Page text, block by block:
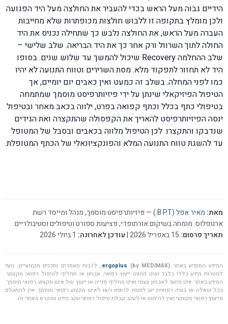
הידיים גבוה מעל הראש בכדי להעביר את החולצה מעל היד הפגועה
ולכן מומלץ בתקופה זו ללבוש חולצות מכופתרות שלא מחייבות
העברה מעל הראש, את החולצה נלבש כך שתחילה נכניס את היד
החולה לתוך השרוול ורק אחר כך את היד הבריאה. שלב שלישי –
שלב ההחלמה Recovery שיכול להמשך עד שלוש שנים. בסופו
היד לא תחזור לתפקוד מלא. מסת השרירים וטווח התנועה לא יהיו
כמו לפני המחלה. בשלב זה כמעט ואין כאבים יום יומיים, אך
הטיפול הפיזיקאלי שינתן על ידי פיזיותרפיסט מוסמך שמתמחה
בטיפולי כתף בכלל וכתף קפואה בפרט, ילווה בכאב מאחר ובטיפול
ינסה הפיזיותרפיסט להאריך את הקפסולה שהתקצרה ואת הגידים
שנדבקו והתקצרו. לכן הטיפול מלווה בכאבים ובסבל של המטופל
עד להשגת טווח התנועה המלא והפונקציונאלי של הכתף המטופלת.
מאת: מאיר אפל (B.P.T.)
— פיזיותרפיסט מוסמך, מנהל ומייסד רשת
ארגופלוס. מומחה בשיקום אורתופדי, פציעות ספורט וטיפולים וסטיבולריים.
תאריך פרסום:
עודכן לאחרונה:
המידע המופיע באתר ergoplus (by MEDIMAX)
, לרבות מאמרים ותכנים מקצועיים, נועד
למטרות מידע כללי בלבד ואינו מהווה ייעוץ רפואי, אבחון או תחליף לטיפול רפואי מקצועי.
המידע באתר אינו מיועד לאבחון עצמי ואינו מחליף פנייה או ייעוץ של איש מקצוע רפואי מוסמך.
בכל שאלה או בעיה רפואית יש לפנות לרופא ו/או לאיש מקצוע רפואי מוסמך. אין להתעלם
מייעוץ רפואי מקצועי ואין להימנע או לעכב קבלת טיפול רפואי עקב מידע שנקרא באתר זה.